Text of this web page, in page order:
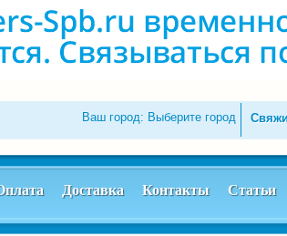
Ваш город: Выберите город
Доставка Контакты Статьи